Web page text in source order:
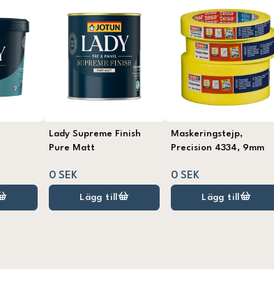
Lady Supreme Finish
Pure Matt
0 SEK
Lägg till
Maskeringstejp,
Precision 4334, 9mm
0 SEK
Lägg till